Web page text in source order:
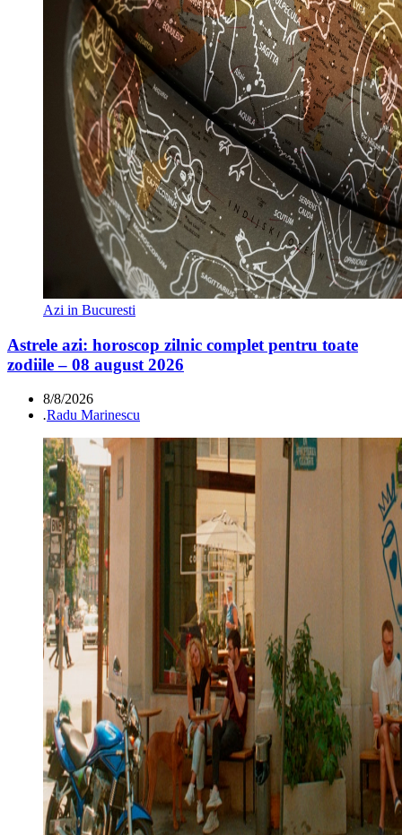
Azi in Bucuresti
Astrele azi: horoscop zilnic complet pentru toate
zodiile – 08 august 2026
8/8/2026
.Radu Marinescu